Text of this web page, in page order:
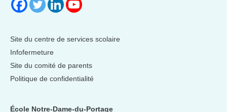
Site du centre de services scolaire
Infofermeture
Site du comité de parents
Politique de confidentialité
École Notre-Dame-du-Portage